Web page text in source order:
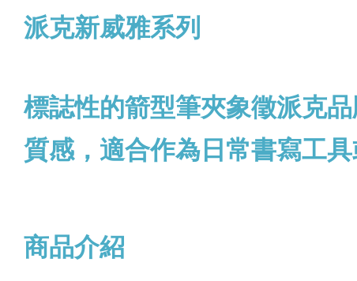
派克新威雅系列
標誌性的箭型筆夾象徵派克
質感，適合作為日常書寫工
商品介紹